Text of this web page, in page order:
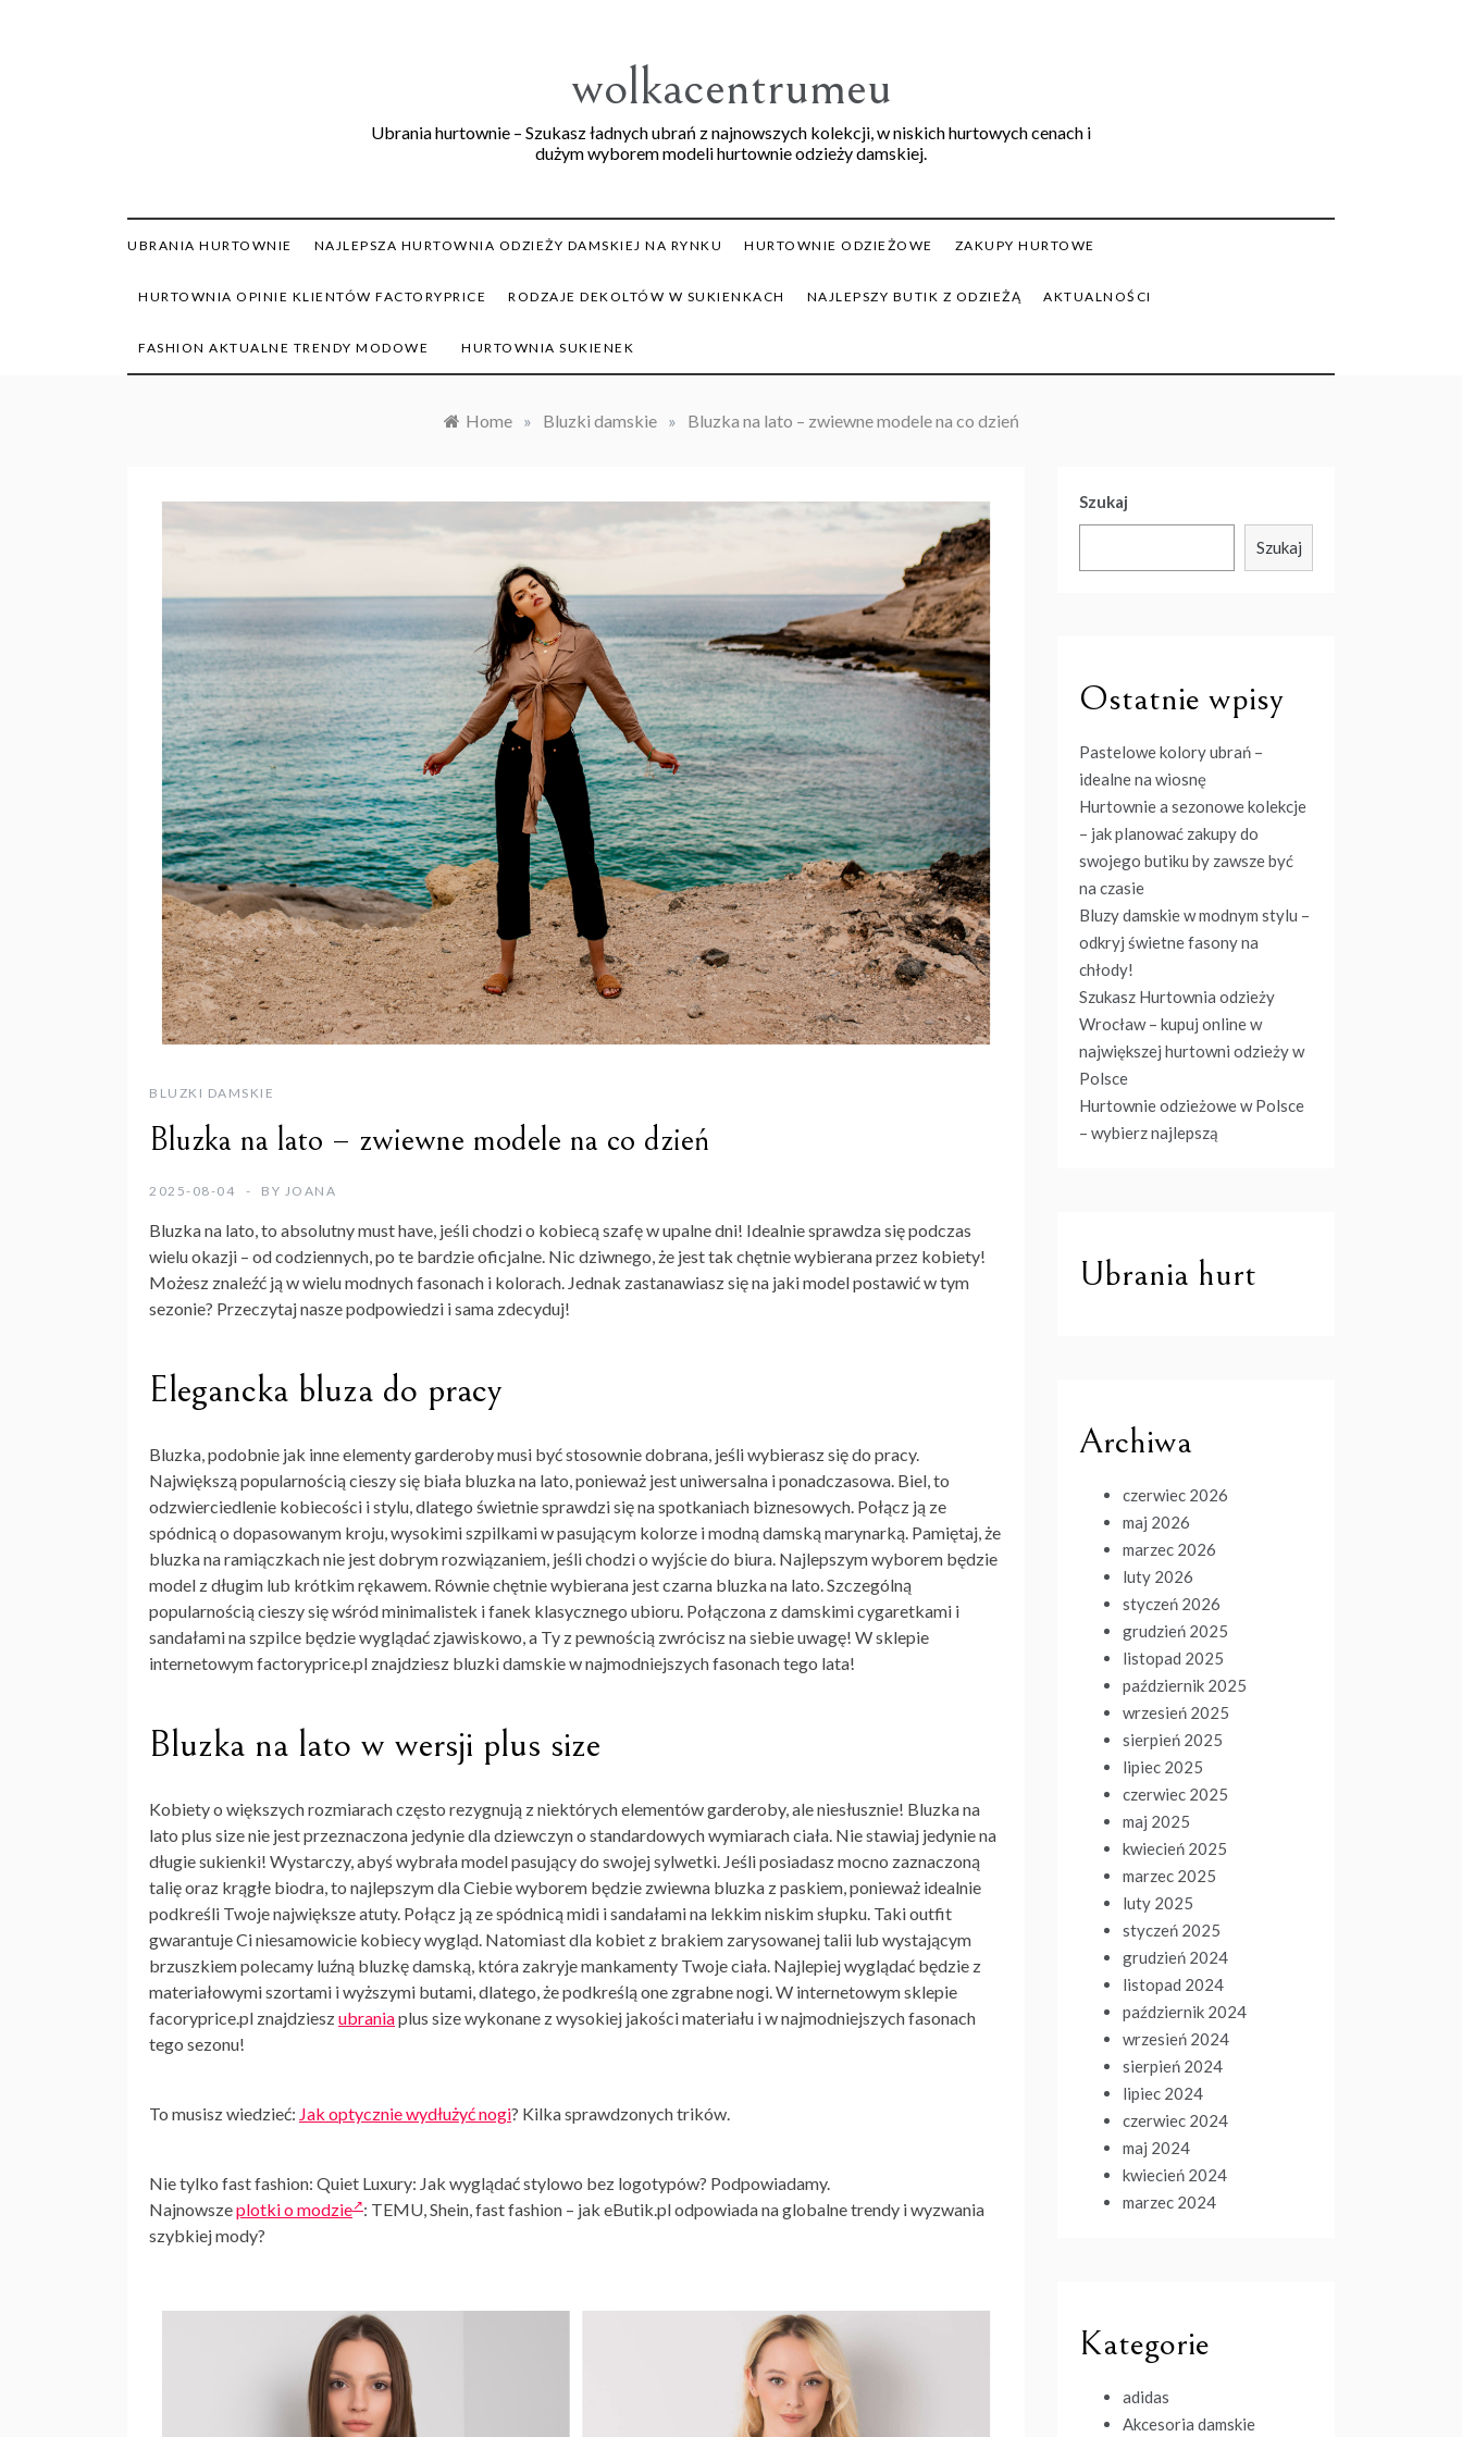
wolkacentrumeu
Ubrania hurtownie – Szukasz ładnych ubrań z najnowszych kolekcji, w niskich hurtowych cenach i
dużym wyborem modeli hurtownie odzieży damskiej.
UBRANIA HURTOWNIE NAJLEPSZA HURTOWNIA ODZIEŻY DAMSKIEJ NA RYNKU HURTOWNIE ODZIEŻOWE ZAKUPY HURTOWE
HURTOWNIA OPINIE KLIENTÓW FACTORYPRICE RODZAJE DEKOLTÓW W SUKIENKACH NAJLEPSZY BUTIK Z ODZIEŻĄ AKTUALNOŚCI
FASHION AKTUALNE TRENDY MODOWE HURTOWNIA SUKIENEK
Home » Bluzki damskie » Bluzka na lato – zwiewne modele na co dzień
BLUZKI DAMSKIE
Bluzka na lato – zwiewne modele na co dzień
2025-08-04 BY JOANA
Bluzka na lato , to absolutny must have, jeśli chodzi o kobiecą szafę w upalne dni! Idealnie sprawdza się podczas
wielu okazji – od codziennych, po te bardzie oficjalne. Nic dziwnego, że jest tak chętnie wybierana przez kobiety!
Możesz znaleźć ją w wielu modnych fasonach i kolorach. Jednak zastanawiasz się na jaki model postawić w tym
sezonie? Przeczytaj nasze podpowiedzi i sama zdecyduj!
Elegancka bluza do pracy
Bluzka, podobnie jak inne elementy garderoby musi być stosownie dobrana, jeśli wybierasz się do pracy.
Największą popularnością cieszy się biała bluzka na lato , ponieważ jest uniwersalna i ponadczasowa. Biel, to
odzwierciedlenie kobiecości i stylu, dlatego świetnie sprawdzi się na spotkaniach biznesowych. Połącz ją ze
spódnicą o dopasowanym kroju, wysokimi szpilkami w pasującym kolorze i modną damską marynarką. Pamiętaj, że
bluzka na ramiączkach nie jest dobrym rozwiązaniem, jeśli chodzi o wyjście do biura. Najlepszym wyborem będzie
model z długim lub krótkim rękawem. Równie chętnie wybierana jestczarna bluzka na lato . Szczególną
popularnością cieszy się wśród minimalistek i fanek klasycznego ubioru. Połączona z damskimi cygaretkami i
sandałami na szpilce będzie wyglądać zjawiskowo, a Ty z pewnością zwrócisz na siebie uwagę! W sklepie
internetowym factoryprice.pl znajdziesz bluzki damskie w najmodniejszych fasonach tego lata!
Bluzka na lato w wersji plus size
Kobiety o większych rozmiarach często rezygnują z niektórych elementów garderoby, ale niesłusznie! Bluzka na
lato plus sizenie jest przeznaczona jedynie dla dziewczyn o standardowych wymiarach ciała. Nie stawiaj jedynie na
długie sukienki! Wystarczy, abyś wybrała model pasujący do swojej sylwetki. Jeśli posiadasz mocno zaznaczoną
talię oraz krągłe biodra, to najlepszym dla Ciebie wyborem będzie zwiewna bluzka z paskiem, ponieważ idealnie
podkreśli Twoje największe atuty. Połącz ją ze spódnicą midi i sandałami na lekkim niskim słupku. Taki outfit
gwarantuje Ci niesamowicie kobiecy wygląd. Natomiast dla kobiet z brakiem zarysowanej talii lub wystającym
brzuszkiem polecamy luźną bluzkę damską, która zakryje mankamenty Twoje ciała. Najlepiej wyglądać będzie z
materiałowymi szortami i wyższymi butami, dlatego, że podkreślą one zgrabne nogi. W internetowym sklepie
facoryprice.pl znajdzieszubraniaplus size wykonane z wysokiej jakości materiału i w najmodniejszych fasonach
tego sezonu!
To musisz wiedzieć: Jak optycznie wydłużyć nogi? Kilka sprawdzonych trików.
Nie tylko fast fashion: Quiet Luxury: Jak wyglądać stylowo bez logotypów? Podpowiadamy.
Najnowszeplotki o modzie : TEMU, Shein, fast fashion – jak eButik.pl odpowiada na globalne trendy i wyzwania
szybkiej mody?
Szukaj
Szukaj
Ostatnie wpisy
Pastelowe kolory ubrań –
idealne na wiosnę
Hurtownie a sezonowe kolekcje
– jak planować zakupy do
swojego butiku by zawsze być
na czasie
Bluzy damskie w modnym stylu –
odkryj świetne fasony na
chłody!
Szukasz Hurtownia odzieży
Wrocław – kupuj online w
największej hurtowni odzieży w
Polsce
Hurtownie odzieżowe w Polsce
– wybierz najlepszą
Ubrania hurt
Archiwa
czerwiec 2026
maj 2026
marzec 2026
luty 2026
styczeń 2026
grudzień 2025
listopad 2025
październik 2025
wrzesień 2025
sierpień 2025
lipiec 2025
czerwiec 2025
maj 2025
kwiecień 2025
marzec 2025
luty 2025
styczeń 2025
grudzień 2024
listopad 2024
październik 2024
wrzesień 2024
sierpień 2024
lipiec 2024
czerwiec 2024
maj 2024
kwiecień 2024
marzec 2024
Kategorie
adidas
Akcesoria damskie